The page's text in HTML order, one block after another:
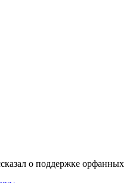
о поддержке орфанных